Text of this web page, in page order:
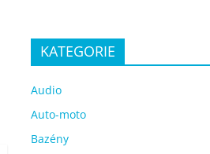
KATEGORIE
Audio
Auto-moto
Bazény